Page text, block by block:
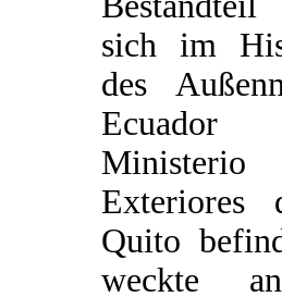
sich im
des
Exteriores
Quito
weckte